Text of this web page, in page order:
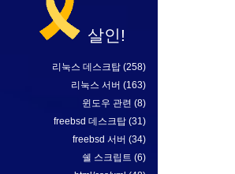
살인!
리눅스 데스크탑 (258)
리눅스 서버 (163)
윈도우 관련 (8)
freebsd 데스크탑 (31)
freebsd 서버 (34)
쉘 스크립트 (6)